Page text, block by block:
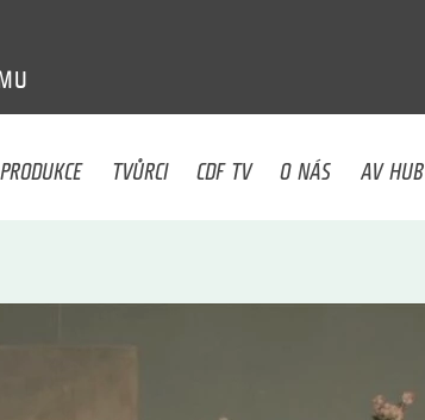
PRODUKCE TVŮRCI CDF TV O NÁS AV HUB